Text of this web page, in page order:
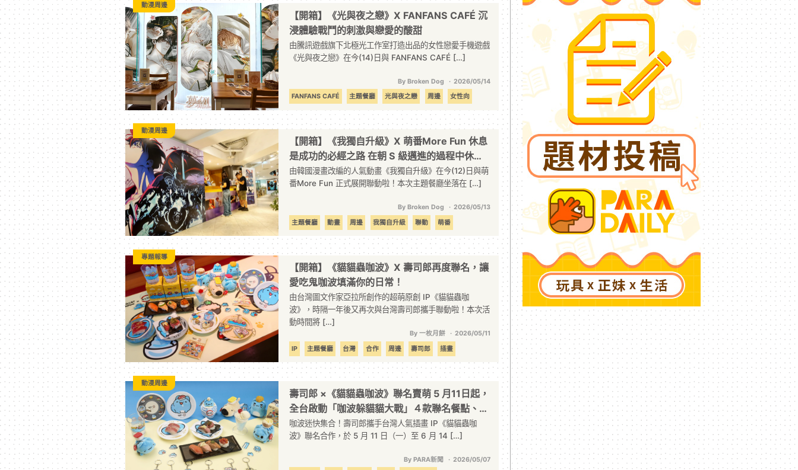
動漫周邊
【開箱】《光與夜之戀》X FANFANS CAFÉ 沉
浸體驗戰鬥的刺激與戀愛的酸甜
由騰訊遊戲旗下北極光工作室打造出品的女性戀愛手機遊戲
《光與夜之戀》在今(14)日與 FANFANS CAFÉ […]
By Broken Dog
2026/05/14
FANFANS CAFÉ
主題餐廳 光與夜之戀 周邊 女性向
戀愛 手機遊戲 聯動 開箱 騰訊
動漫周邊
【開箱】《我獨自升級》X 萌番More Fun 休息
是成功的必經之路 在朝 S 級邁進的過程中休整
一下吧
由韓國漫畫改編的人氣動畫《我獨自升級》在今(12)日與萌
番More Fun 正式展開聯動啦！本次主題餐廳坐落在 […]
By Broken Dog
2026/05/13
主題餐廳
動畫 周邊 我獨自升級 聯動 萌番
專題報導
【開箱】《貓貓蟲咖波》X 壽司郎再度聯名，讓
愛吃鬼咖波填滿你的日常！
由台灣圖文作家亞拉所創作的超萌原創 IP《貓貓蟲咖
波》，時隔一年後又再次與台灣壽司郎攜手聯動啦！本次活
動時間將 […]
By 一枚月餅
2026/05/11
IP
主題餐廳 台灣 合作 周邊 壽司郎 插畫
線下活動 聯名 貓貓蟲咖波
動漫周邊
壽司郎 ×《貓貓蟲咖波》聯名賣萌 5 月11日起，
全台啟動「咖波躲貓貓大戰」４款聯名餐點、14
款療癒周邊，邀粉絲一起來喵～
咖波迷快集合！壽司郎攜手台灣人氣插畫 IP《貓貓蟲咖
波》聯名合作，於 5 月 11 日（一）至 6 月 14 […]
By PARA新聞 2026/05/07